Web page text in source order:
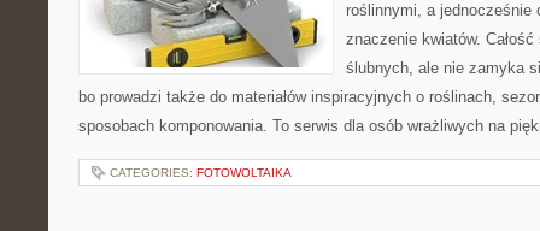
roślinnymi, a jednocześnie
znaczenie kwiatów.
ślubnych, ale nie zamyka
bo prowadzi także do materiałów inspiracyjnych o roślinach,
sposobach komponowania. To serwis dla osób wrażliwych na
CATEGORIES: FOTOWOLTAIKA